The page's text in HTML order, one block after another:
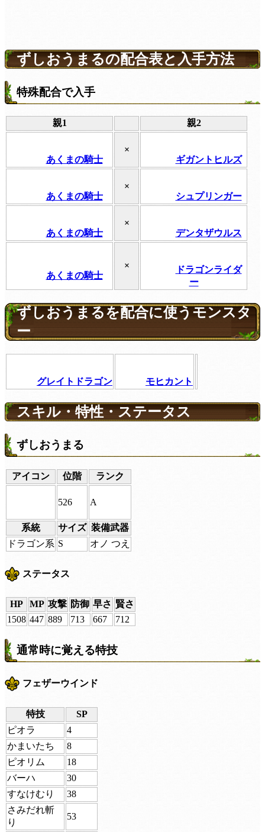
ずしおうまるの配合表と入手方法
特殊配合で入手
親1 親2
あくまの騎士
×
ギガントヒルズ
あくまの騎士
×
シュプリンガー
あくまの騎士
×
デンタザウルス
あくまの騎士
×
ドラゴンライダ
ー
ずしおうまるを配合に使うモンスタ
ー
グレイトドラゴン モヒカント
スキル・特性・ステータス
ずしおうまる
アイコン 位階 ランク
526 A
系統 サイズ 装備武器
ドラゴン系 S オノ つえ
ステータス
HP MP 攻撃 防御 早さ 賢さ
1508 447 889 713 667 712
通常時に覚える特技
フェザーウインド
特技
SP
ピオラ
4
かまいたち
8
ピオリム
18
バーハ
30
すなけむり
38
さみだれ斬
り
53